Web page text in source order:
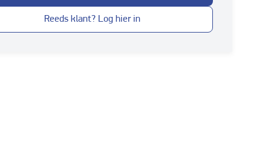
Reeds klant? Log hier in